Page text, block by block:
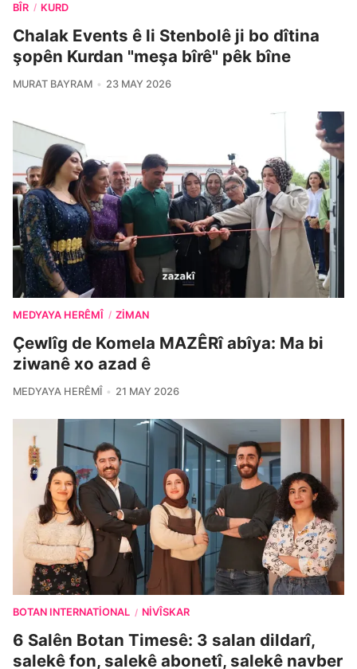
BÎR / KURD
Chalak Events ê li Stenbolê ji bo dîtina
şopên Kurdan "meşa bîrê" pêk bîne
MURAT BAYRAM 23 MAY 2026
MEDYAYA HERÊMÎ / ZIMAN
Çewlîg de Komela MAZÊRî abîya: Ma bi
ziwanê xo azad ê
MEDYAYA HERÊMÎ 21 MAY 2026
BOTAN INTERNATIONAL / NIVÎSKAR
6 Salên Botan Timesê: 3 salan dildarî,
salekê fon, salekê abonetî, salekê navber